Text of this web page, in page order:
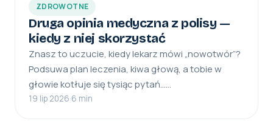
ZDROWOTNE
Druga opinia medyczna z polisy —
kiedy z niej skorzystać
Znasz to uczucie, kiedy lekarz mówi „nowotwór”?
Podsuwa plan leczenia, kiwa głową, a tobie w
głowie kotłuje się tysiąc pytań……
19 lip 2026·6 min